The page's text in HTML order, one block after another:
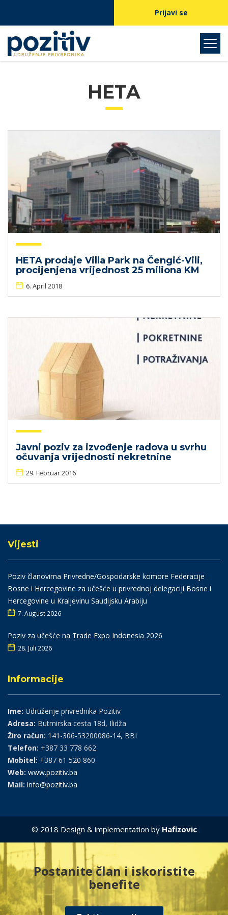
Prijavi se
HETA
HETA prodaje Villa Park na Čengić-Vili,
procijenjena vrijednost 25 miliona KM
6. April 2018
Javni poziv za izvođenje radova u svrhu
očuvanja vrijednosti nekretnine
29. Februar 2016
Vijesti
Poziv članovima Privredne/Gospodarske komore Federacije
Bosne i Hercegovine za učešće u privrednoj delegaciji Bosne i
Hercegovine u Kraljevinu Saudijsku Arabiju
7. August 2026
Poziv za učešće na Trade Expo Indonesia 2026
28. Juli 2026
Informacije
Ime: Udruženje privrednika Pozitiv
Adresa: Butmirska cesta 18d, Ilidža
Žiro račun: 141-306-53200086-14, BBI
Telefon: +387 33 778 662
Mobitel: +387 61 520 860
Web: www.pozitiv.ba
Mail: info@pozitiv.ba
© 2018 Design & implementation by Hafizovic
Postanite član i iskoristite
benefite